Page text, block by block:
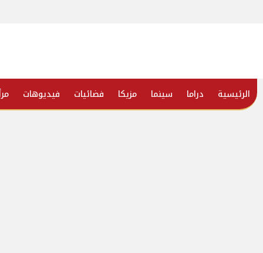
الرئيسية دراما سينما مزيكا فضائيات فيديوهات